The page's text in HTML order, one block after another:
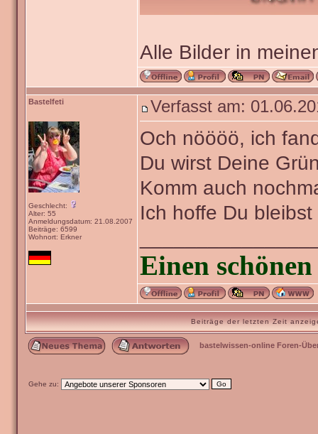
Alle Bilder in
Bastelfeti
Geschlecht:
Alter: 55
Anmeldungsdatum: 21.08.2007
Beiträge: 6599
Wohnort: Erkner
Verfasst am:
Och nöööö, ich
Du wirst Deine
Komm auch
Ich hoffe Du
Einen
Beiträge der letzten Zeit
bastelwissen-online Foren-
Gehe zu: